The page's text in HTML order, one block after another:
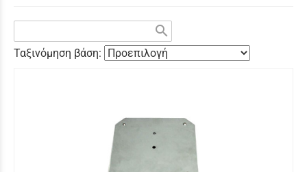
search
Ταξινόμηση βάση: